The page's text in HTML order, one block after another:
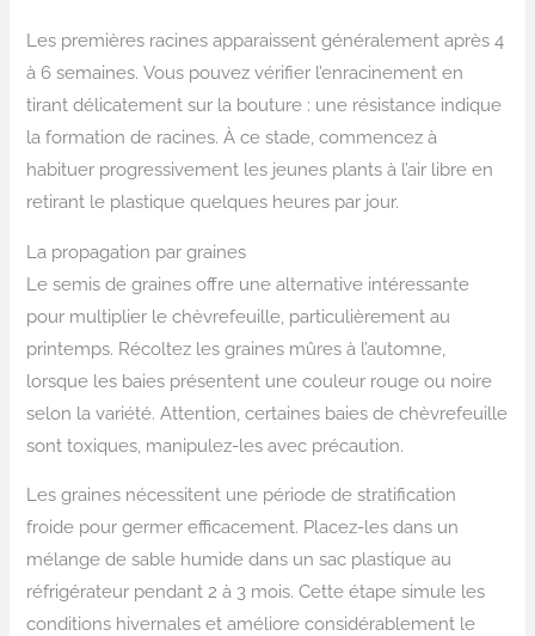
Les premières racines apparaissent généralement après 4
à 6 semaines. Vous pouvez vérifier l’enracinement en
tirant délicatement sur la bouture : une résistance indique
la formation de racines. À ce stade, commencez à
habituer progressivement les jeunes plants à l’air libre en
retirant le plastique quelques heures par jour.
La propagation par graines
Le semis de graines offre une alternative intéressante
pour multiplier le chèvrefeuille, particulièrement au
printemps. Récoltez les graines mûres à l’automne,
lorsque les baies présentent une couleur rouge ou noire
selon la variété. Attention, certaines baies de chèvrefeuille
sont toxiques, manipulez-les avec précaution.
Les graines nécessitent une période de stratification
froide pour germer efficacement. Placez-les dans un
mélange de sable humide dans un sac plastique au
réfrigérateur pendant 2 à 3 mois. Cette étape simule les
conditions hivernales et améliore considérablement le